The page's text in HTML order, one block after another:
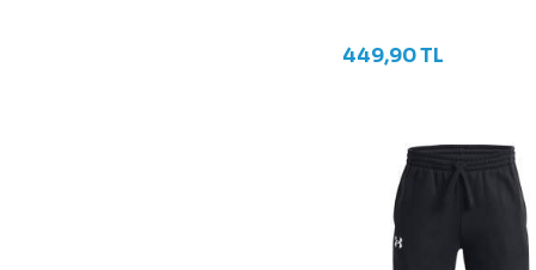
449,90TL